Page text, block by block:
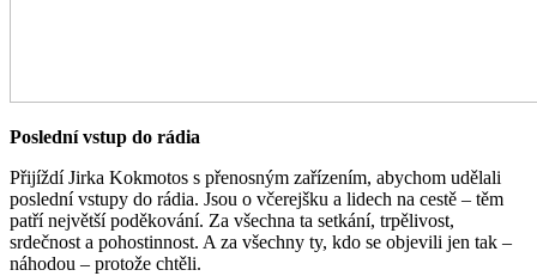
Poslední vstup do rádia
Přijíždí Jirka Kokmotos s přenosným zařízením, abychom udělali
poslední vstupy do rádia. Jsou o včerejšku a lidech na cestě – těm
patří největší poděkování. Za všechna ta setkání, trpělivost,
srdečnost a pohostinnost. A za všechny ty, kdo se objevili jen tak –
náhodou – protože chtěli.